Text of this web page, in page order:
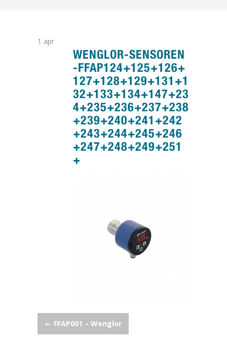
1 apr
WENGLOR-SENSOREN
-FFAP124+125+126+
127+128+129+131+1
32+133+134+147+23
4+235+236+237+238
+239+240+241+242
+243+244+245+246
+247+248+249+251
+
POST NAVIGATION
← FFAP001 – Wenglor